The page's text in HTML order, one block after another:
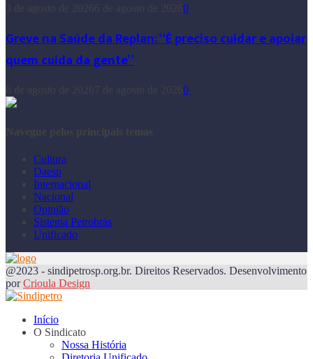
0
Greve na Saúde da Replan: “É preciso cuidar e apoiar
quem cuida da gente”
0
Navegue pelos principais temas
Cultura
Daesp
Internacional
Nacional
Opinião
Sistema Petrobrás
Unificado
@2023 - sindipetrosp.org.br. Direitos Reservados. Desenvolvimento
porCrioula Design
Início
O Sindicato
Nossa História